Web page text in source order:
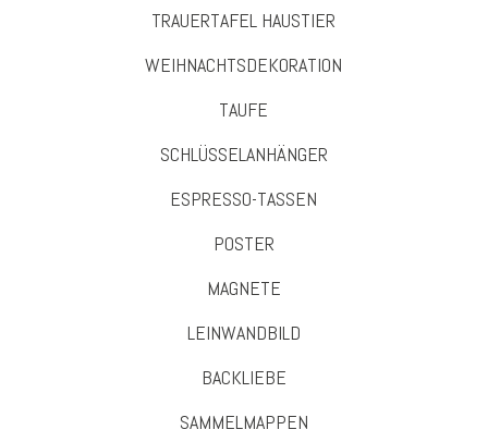
TRAUERTAFEL HAUSTIER
WEIHNACHTSDEKORATION
TAUFE
SCHLÜSSELANHÄNGER
ESPRESSO-TASSEN
POSTER
MAGNETE
LEINWANDBILD
BACKLIEBE
SAMMELMAPPEN